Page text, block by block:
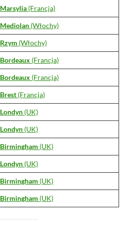
Marsylia (Francja)
Mediolan (Włochy)
Rzym (Włochy)
Bordeaux (Francja)
Bordeaux (Francja)
Brest (Francja)
Londyn (UK)
Londyn (UK)
Birmingham (UK)
Londyn (UK)
Birmingham (UK)
Birmingham (UK)